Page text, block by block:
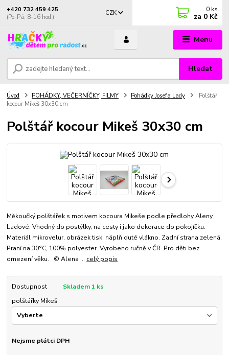
Menu
CZK
Hledat
+420 732 459 425
(Po-Pá, 8-16 hod.)
0 ks
za 0 Kč
Úvod POHÁDKY, VEČERNÍČKY, FILMY Pohádky Josefa Lady
Polštář
kocour Mikeš 30x30 cm
Polštář kocour Mikeš 30x30 cm
Měkoučký polštářek s motivem kocoura Mikeše podle předlohy Aleny
Ladové. Vhodný do postýlky, na cesty i jako dekorace do pokojíčku.
Materiál mikrovelur, obrázek tisk, náplň duté vlákno. Zadní strana zelená.
Praní na 30°C, 100% polyester. Vyrobeno ručně v ČR. Pro děti bez
omezení věku. © Alena ... celý popis
Dostupnost
Skladem 1 ks
polštářky Mikeš
Nejsme plátci DPH